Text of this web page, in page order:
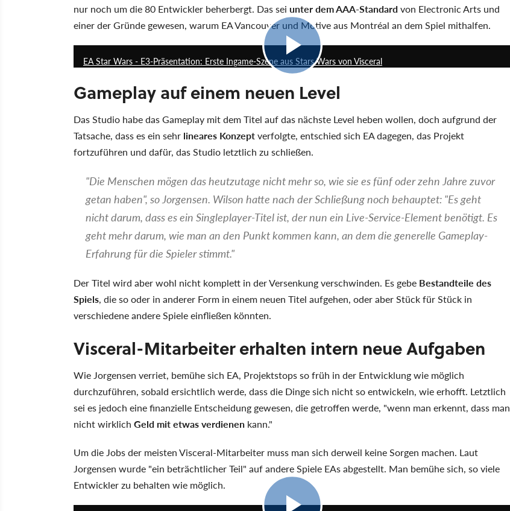
nur noch um die 80 Entwickler beherbergt. Das sei unter dem AAA-Standardvon Electronic Arts und
einer der Gründe gewesen, warum EA Vancouver und Motive aus Montréal an dem Spiel mithalfen.
EA Star Wars - E3-Präsentation: Erste Ingame-Szene aus Stars Wars von Visceral
Gameplay auf einem neuen Level
Das Studio habe das Gameplay mit dem Titel auf das nächste Level heben wollen, doch aufgrund der
Tatsache, dass es ein sehr lineares Konzeptverfolgte, entschied sich EA dagegen, das Projekt
fortzuführen und dafür, das Studio letztlich zu schließen.
"Die Menschen mögen das heutzutage nicht mehr so, wie sie es fünf oder zehn Jahre zuvor
getan haben", so Jorgensen. Wilson hatte nach der Schließung noch behauptet: "Es geht
nicht darum, dass es ein Singleplayer-Titel ist, der nun ein Live-Service-Element benötigt. Es
geht mehr darum, wie man an den Punkt kommen kann, an dem die generelle Gameplay-
Erfahrung für die Spieler stimmt."
Der Titel wird aber wohl nicht komplett in der Versenkung verschwinden. Es gebe Bestandteile des
Spiels, die so oder in anderer Form in einem neuen Titel aufgehen, oder aber Stück für Stück in
verschiedene andere Spiele einfließen könnten.
Visceral-Mitarbeiter erhalten intern neue Aufgaben
Wie Jorgensen verriet, bemühe sich EA, Projektstops so früh in der Entwicklung wie möglich
durchzuführen, sobald ersichtlich werde, dass die Dinge sich nicht so entwickeln, wie erhofft. Letztlich
sei es jedoch eine finanzielle Entscheidung gewesen, die getroffen werde, "wenn man erkennt, dass man
nicht wirklich Geld mit etwas verdienen kann."
Um die Jobs der meisten Visceral-Mitarbeiter muss man sich derweil keine Sorgen machen. Laut
Jorgensen wurde "ein beträchtlicher Teil" auf andere Spiele EAs abgestellt. Man bemühe sich, so viele
Entwickler zu behalten wie möglich.